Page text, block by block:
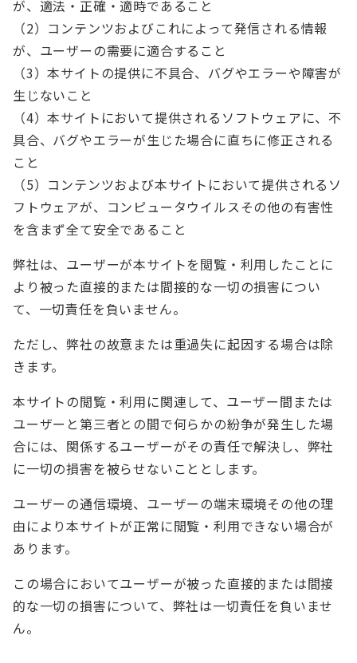
が、適法・正確・適時であること
（2）コンテンツおよびこれによって発信される情報
が、ユーザーの需要に適合すること
（3）本サイトの提供に不具合、バグやエラーや障害が
生じないこと
（4）本サイトにおいて提供されるソフトウェアに、不
具合、バグやエラーが生じた場合に直ちに修正される
こと
（5）コンテンツおよび本サイトにおいて提供されるソ
フトウェアが、コンピュータウイルスその他の有害性
を含まず全て安全であること
弊社は、ユーザーが本サイトを閲覧・利用したことに
より被った直接的または間接的な一切の損害につい
て、一切責任を負いません。
ただし、弊社の故意または重過失に起因する場合は除
きます。
本サイトの閲覧・利用に関連して、ユーザー間または
ユーザーと第三者との間で何らかの紛争が発生した場
合には、関係するユーザーがその責任で解決し、弊社
に一切の損害を被らせないこととします。
ユーザーの通信環境、ユーザーの端末環境その他の理
由により本サイトが正常に閲覧・利用できない場合が
あります。
この場合においてユーザーが被った直接的または間接
的な一切の損害について、弊社は一切責任を負いませ
ん。